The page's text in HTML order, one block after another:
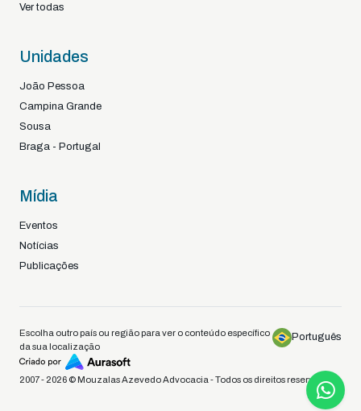
Ver todas
Unidades
João Pessoa
Campina Grande
Sousa
Braga - Portugal
Mídia
Eventos
Notícias
Publicações
Escolha outro país ou região para ver o conteúdo específico
da sua localização
Português
2007 - 2026 © Mouzalas Azevedo Advocacia - Todos os direitos reservados.